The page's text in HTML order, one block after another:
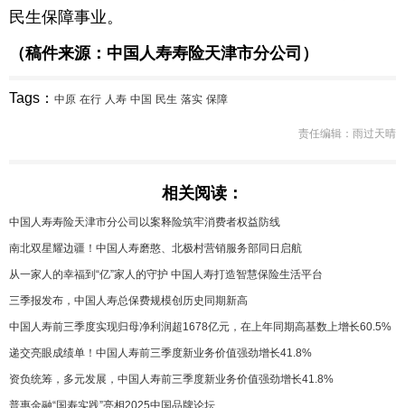
民生保障事业。
（稿件来源：中国人寿寿险天津市分公司）
Tags： 中原 在行 人寿 中国 民生 落实 保障
责任编辑：雨过天晴
相关阅读：
中国人寿寿险天津市分公司以案释险筑牢消费者权益防线
南北双星耀边疆！中国人寿磨憨、北极村营销服务部同日启航
从一家人的幸福到“亿”家人的守护 中国人寿打造智慧保险生活平台
三季报发布，中国人寿总保费规模创历史同期新高
中国人寿前三季度实现归母净利润超1678亿元，在上年同期高基数上增长60.5%
递交亮眼成绩单！中国人寿前三季度新业务价值强劲增长41.8%
资负统筹，多元发展，中国人寿前三季度新业务价值强劲增长41.8%
普惠金融“国寿实践”亮相2025中国品牌论坛